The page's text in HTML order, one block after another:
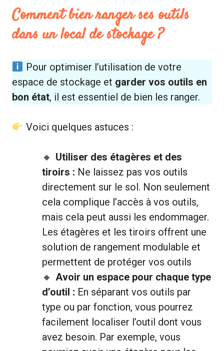
Comment bien ranger ses outils
dans un local de stockage ?
Pour optimiser l’utilisation de votre
espace de stockage et garder vos outils en
bon état, il est essentiel de bien les ranger.
Voici quelques astuces :
Utiliser des étagères et des
tiroirs : Ne laissez pas vos outils
directement sur le sol. Non seulement
cela complique l’accès à vos outils,
mais cela peut aussi les endommager.
Les étagères et les tiroirs offrent une
solution de rangement modulable et
permettent de protéger vos outils
Avoir un espace pour chaque type
d’outil : En séparant vos outils par
type ou par fonction, vous pourrez
facilement localiser l’outil dont vous
avez besoin. Par exemple, vous